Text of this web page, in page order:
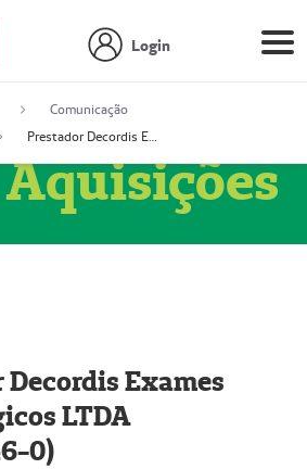
Login
Comunicação
Prestador Decordis Exames Cardiológicos LTDA (51004346-0)
Decordis Exames
LTDA
0)